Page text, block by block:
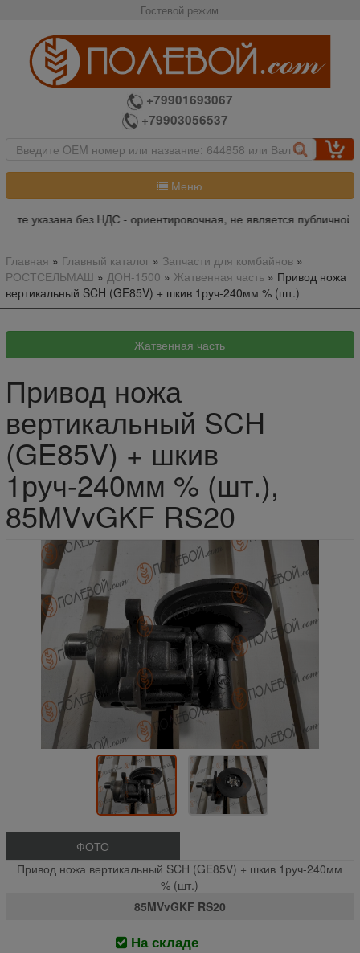
Гостевой режим
+79901693067
+79903056537
Меню
указана без НДС - ориентировочная, не является публичной
Главная » Главный каталог» Запчасти для комбайнов»
РОСТСЕЛЬМАШ » ДОН-1500 » Жатвенная часть» Привод ножа
вертикальный SCH (GE85V) + шкив 1руч-240мм % (шт.)
Привод ножа
вертикальный SCH
(GE85V) + шкив
1руч-240мм % (шт.),
85MVvGKF RS20
ФОТО
Привод ножа вертикальный SCH (GE85V) + шкив 1руч-240мм
% (шт.)
85MVvGKF RS20
На складе